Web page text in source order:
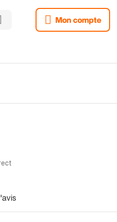
Mon compte